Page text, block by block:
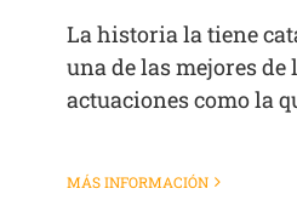
La historia la tiene
una de las mejores
actuaciones como la
MÁS INFORMACIÓN